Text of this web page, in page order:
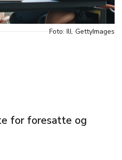
Foto: Ill. GettyImages
for foresatte og